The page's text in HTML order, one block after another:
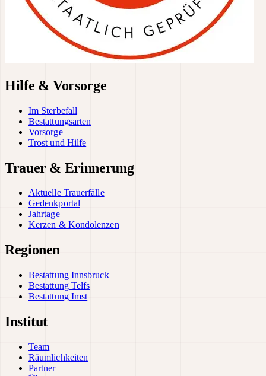
Hilfe & Vorsorge
Im Sterbefall
Bestattungsarten
Vorsorge
Trost und Hilfe
Trauer & Erinnerung
Aktuelle Trauerfälle
Gedenkportal
Jahrtage
Kerzen & Kondolenzen
Regionen
Bestattung Innsbruck
Bestattung Telfs
Bestattung Imst
Institut
Team
Räumlichkeiten
Partner